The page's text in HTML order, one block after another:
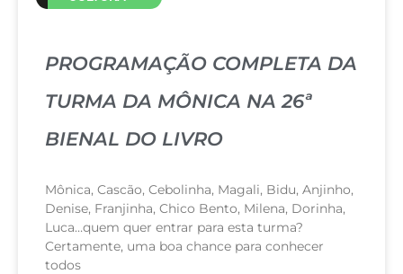
PROGRAMAÇÃO COMPLETA DA
TURMA DA MÔNICA NA 26ª
BIENAL DO LIVRO
Mônica, Cascão, Cebolinha, Magali, Bidu, Anjinho,
Denise, Franjinha, Chico Bento, Milena, Dorinha,
Luca…quem quer entrar para esta turma?
Certamente, uma boa chance para conhecer
todos